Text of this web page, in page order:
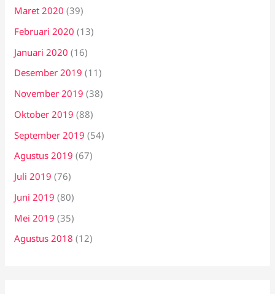
Maret 2020 (39)
Februari 2020 (13)
Januari 2020 (16)
Desember 2019 (11)
November 2019 (38)
Oktober 2019 (88)
September 2019 (54)
Agustus 2019 (67)
Juli 2019 (76)
Juni 2019 (80)
Mei 2019 (35)
Agustus 2018 (12)